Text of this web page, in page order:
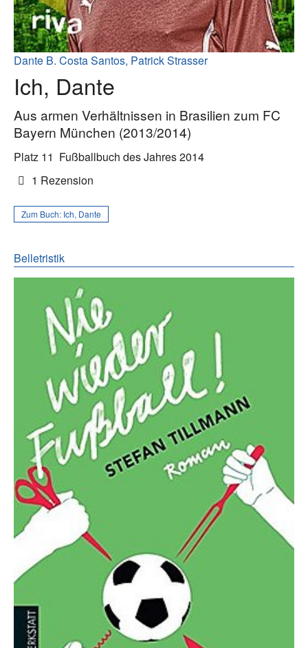
Dante B. Costa Santos, Patrick Strasser
Ich, Dante
Aus armen Verhältnissen in Brasilien zum FC
Bayern München (2013/2014)
Platz 11 Fußballbuch des Jahres 2014
1 Rezension
Zum Buch: Ich, Dante
Belletristik